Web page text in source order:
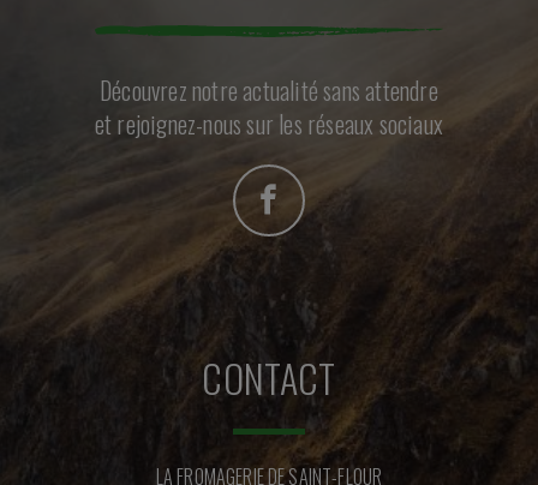
Découvrez notre actualité sans attendre
et rejoignez-nous sur les réseaux sociaux
CONTACT
LA FROMAGERIE DE SAINT-FLOUR